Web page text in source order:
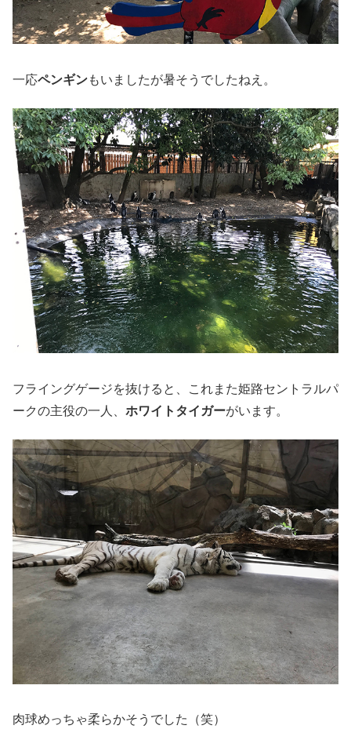
一応ペンギンもいましたが暑そうでしたねえ。
フライングゲージを抜けると、これまた姫路セントラルパ
ークの主役の一人、 ホワイトタイガーがいます。
肉球めっちゃ柔らかそうでした（笑）